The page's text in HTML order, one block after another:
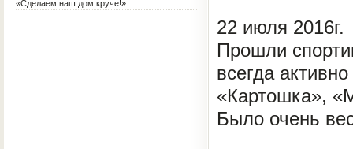
«Сделаем наш дом круче!»
22 июля 2016г.
Прошли
всегда
«Картошка»,
Было очень